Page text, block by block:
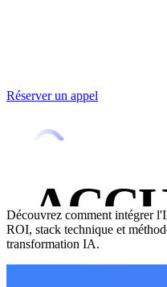
Réserver un appel
À
Découvrez comment intégrer
ROI, stack technique et
transformation IA.